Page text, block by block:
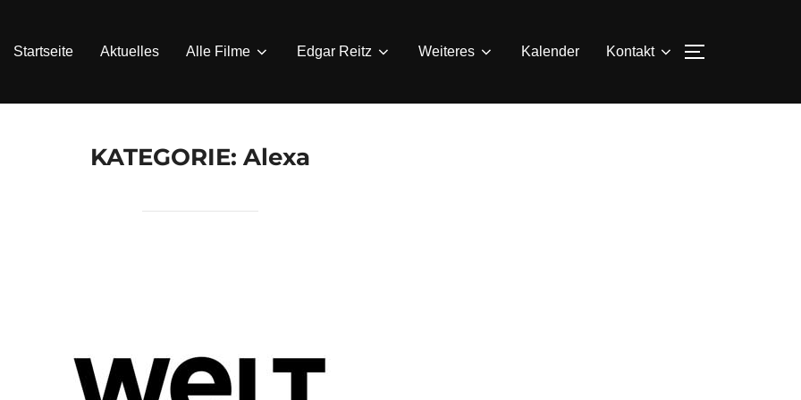
Startseite Aktuelles Alle Filme Edgar Reitz Weiteres Kalender Kontakt
KATEGORIE: Alexa